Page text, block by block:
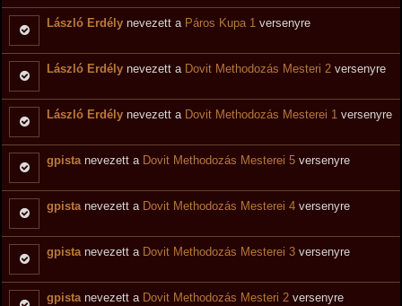
László Erdély nevezett a Páros Kupa 1 versenyre
László Erdély nevezett a Dovit Methodozás Mesteri 2 versenyre
László Erdély nevezett a Dovit Methodozás Mesterei 1 versenyre
gpistanevezett a Dovit Methodozás Mesterei 5 versenyre
gpistanevezett a Dovit Methodozás Mesterei 4 versenyre
gpistanevezett a Dovit Methodozás Mesterei 3 versenyre
gpistanevezett a Dovit Methodozás Mesteri 2 versenyre